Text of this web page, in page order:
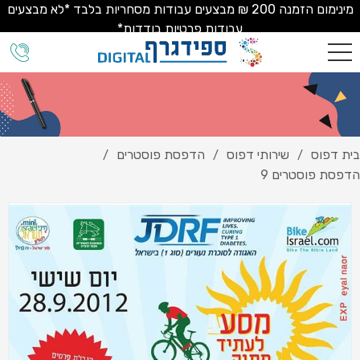
מינימום הזמנה 200 ₪ מבצעים עבודות מסחריות בלבד *לא מבצעים
עבודות פרטיות בודדות*
בית דפוס / שירותי דפוס / הדפסת פוסטרים /
הדפסת פוסטרים 9